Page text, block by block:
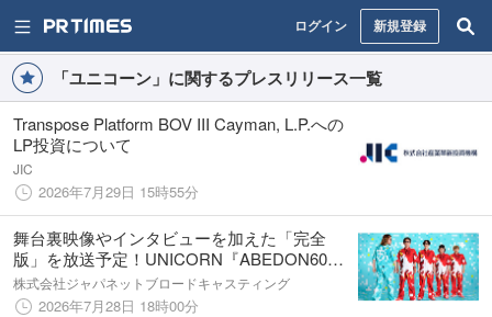
ログイン 新規登録
「ユニコーン」に関するプレスリリース一覧
Transpose Platform BOV III Cayman, L.P.への
LP投資について
JIC
2026年7月29日 15時55分
舞台裏映像やインタビューを加えた「完全
版」を放送予定！UNICORN『ABEDON60祭
「アベドンクエスト60～勇者ヨシフィコ そし
て還暦へ～」』
株式会社ジャパネットブロードキャスティング
2026年7月28日 18時00分